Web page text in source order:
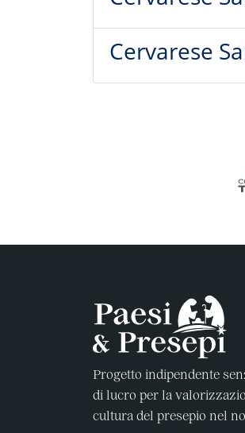
Cervarese
Progetto indipendente
di lucro per la
cultura del presepio nel